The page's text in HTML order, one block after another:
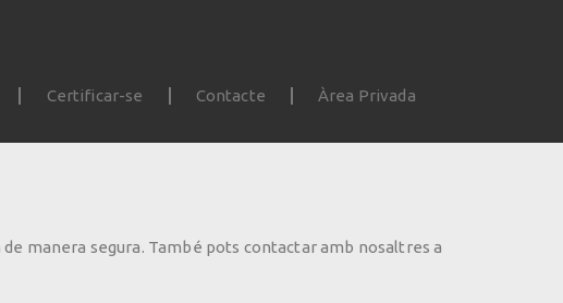
Certificar-se Contacte Àrea Privada
manera segura. També pots contactar amb nosaltres a